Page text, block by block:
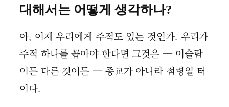
대해서는 어떻게 생각하나?
아, 이제 우리에게 주적도 있는 것인가. 우리가
주적 하나를 꼽아야 한다면 그것은 — 이슬람
이든 다른 것이든 — 종교가 아니라 점령일 터
이다.